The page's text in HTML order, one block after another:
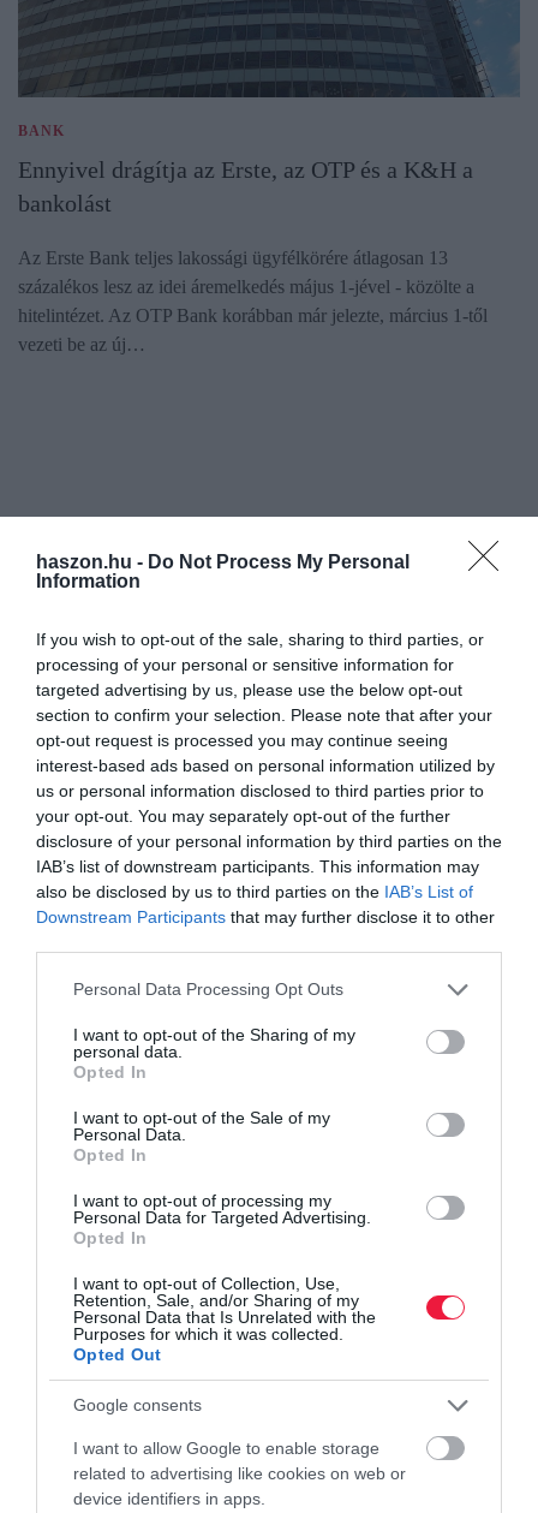
haszon.hu - Do Not Process My Personal
Information
If you wish to opt-out of the sale, sharing to third parties, or
processing of your personal or sensitive information for
targeted advertising by us, please use the below opt-out
section to confirm your selection. Please note that after your
opt-out request is processed you may continue seeing
interest-based ads based on personal information utilized by
us or personal information disclosed to third parties prior to
your opt-out. You may separately opt-out of the further
disclosure of your personal information by third parties on the
IAB’s list of downstream participants. This information may
also be disclosed by us to third parties on the IAB’s List of
Downstream Participants that may further disclose it to other
Please note that this website/app uses one or more Google
not limited to your visit or usage behaviour. You may click to
grant or deny consent to Google and its third-party tags to
use your data for below specified purposes in below Google
consent section.
Personal Data Processing Opt Outs
I want to opt-out of the Sharing of my
personal data.
Opted In
I want to opt-out of the Sale of my
Personal Data.
Opted In
I want to opt-out of processing my
Personal Data for Targeted Advertising.
Opted In
I want to opt-out of Collection, Use,
Retention, Sale, and/or Sharing of my
Personal Data that Is Unrelated with the
Purposes for which it was collected.
Opted Out
Google consents
I want to allow Google to enable storage
related to advertising like cookies on web or
device identifiers in apps.
BANK
Ennyivel drágítja az Erste, az OTP és a K&H a
bankolást
Az Erste Bank teljes lakossági ügyfélkörére átlagosan 13
százalékos lesz az idei áremelkedés május 1-jével - közölte a
hitelintézet. Az OTP Bank korábban már jelezte, március 1-től
vezeti be az új…
MAKROGAZDASÁG
Itt áll fehéren feketén! Ennyivel drágult a
megélhetés
Friss felmérés világít rá, átlagosan mennyivel növekedtek a havi
megélhetés költségei hazánkban az elmúlt időszakban. A kutatás
arra is rámutatott, szinte senkit sem kerültek el a kiugróan
magas…